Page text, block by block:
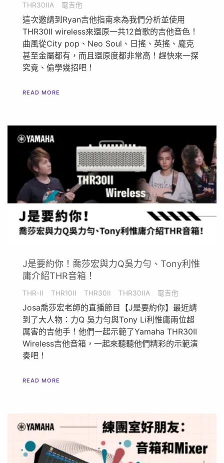
THR30IIA
電吉他
這次邀請到Ryan吉他指南來為我們分析並使用
THR30II wireless來還原一共12首歌的吉他音色！
曲風從City pop、Neo Soul、日搖、英搖、龐克
甚至金屬都有，而且還原度都非常高！趕快來一探
究竟、偷學幾招吧！
READ MORE
J是要約你！喬莎宏與力Q吳力勻、Tony利惟
庸介紹THR音箱！
THR-II THR10II THR30II THR30IIA 電吉他
Josa喬莎宏老師的直播節目【J是要約你】最近請
到了大人物：力Q 吳力勻與Tony Li利惟庸兩位超
厲害的吉他手！他們一起示範了Yamaha THR30II
Wireless吉他音箱，一起來聽聽他們精彩的示範演
奏吧！
READ MORE